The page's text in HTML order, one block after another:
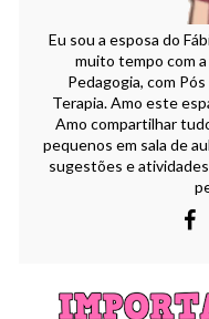
Eu sou a esposa do
muito tempo com
Pedagogia, com
Terapia. Amo este
Amo compartilhar
pequenos em sala de
sugestões e